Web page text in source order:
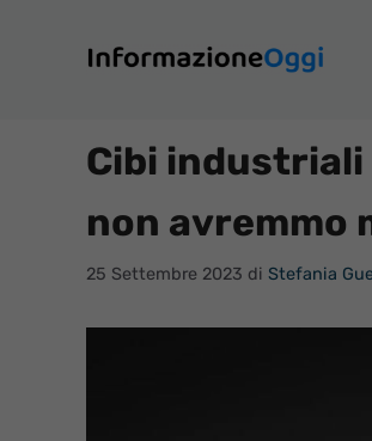
contenuto
Cibi industriali
non avremmo
25 Settembre 2023 di Stefania